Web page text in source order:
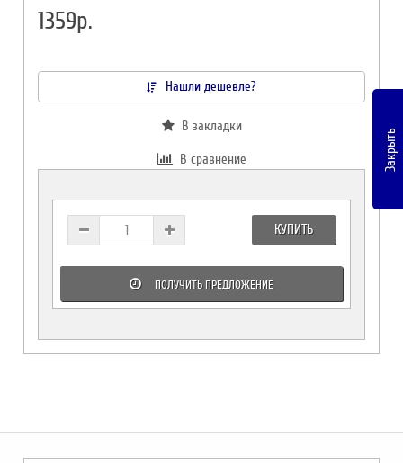
1359р.
Нашли дешевле?
В закладки
В сравнение
КУПИТЬ
ПОЛУЧИТЬ ПРЕДЛОЖЕНИЕ
Закрыть